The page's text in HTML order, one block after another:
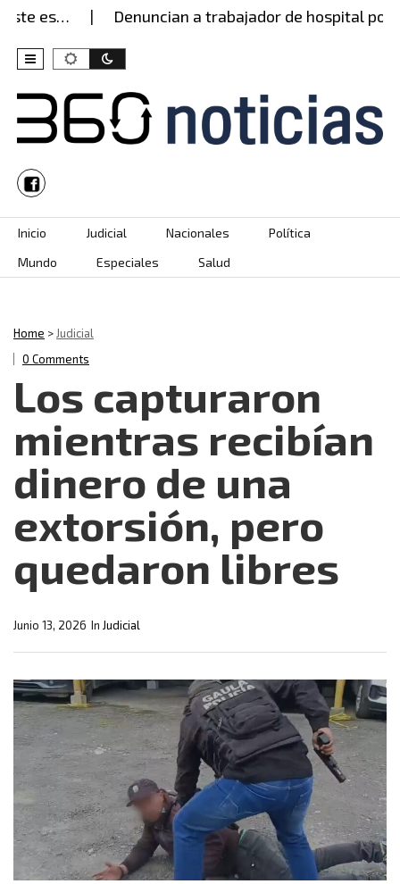
es… Denuncian a trabajador de hospital por
Skip to content
Inicio Judicial Nacionales
Política
Mundo
Especiales Salud
Home >Judicial
0 Comments
Los capturaron
mientras recibían
dinero de una
extorsión, pero
quedaron libres
In Judicial
Junio 13, 2026